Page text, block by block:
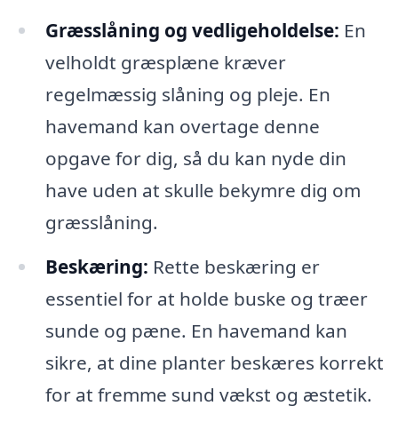
Græsslåning og vedligeholdelse: En
velholdt græsplæne kræver
regelmæssig slåning og pleje. En
havemand kan overtage denne
opgave for dig, så du kan nyde din
have uden at skulle bekymre dig om
græsslåning.
Beskæring: Rette beskæring er
essentiel for at holde buske og træer
sunde og pæne. En havemand kan
sikre, at dine planter beskæres korrekt
for at fremme sund vækst og æstetik.